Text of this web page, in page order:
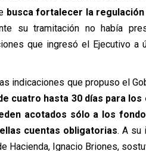
busca fortalecer la
su tramitación no había
que ingresó el Ejecutivo a
indicaciones que propuso el
cuatro hasta 30 días para
acotados sólo a los
cuentas obligatorias. A su
Hacienda, Ignacio Briones,